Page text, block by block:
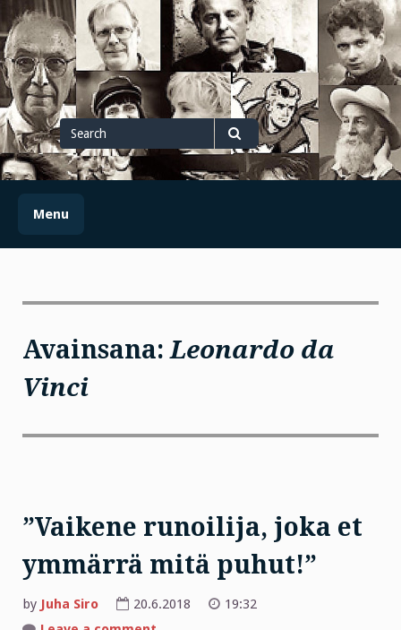
Skip
to
content
Search
for
Search
Menu
Avainsana:Leonardo da
Vinci
”Vaikene runoilija, joka et
ymmärrä mitä puhut!”
by Juha Siro 20.6.2018
19:32